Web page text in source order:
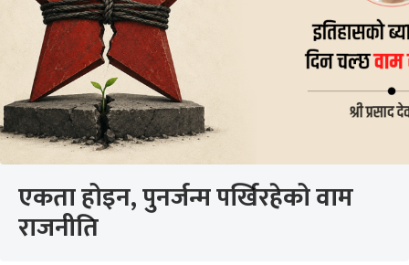
एकता होइन, पुनर्जन्म पर्खिरहेको वाम
राजनीति